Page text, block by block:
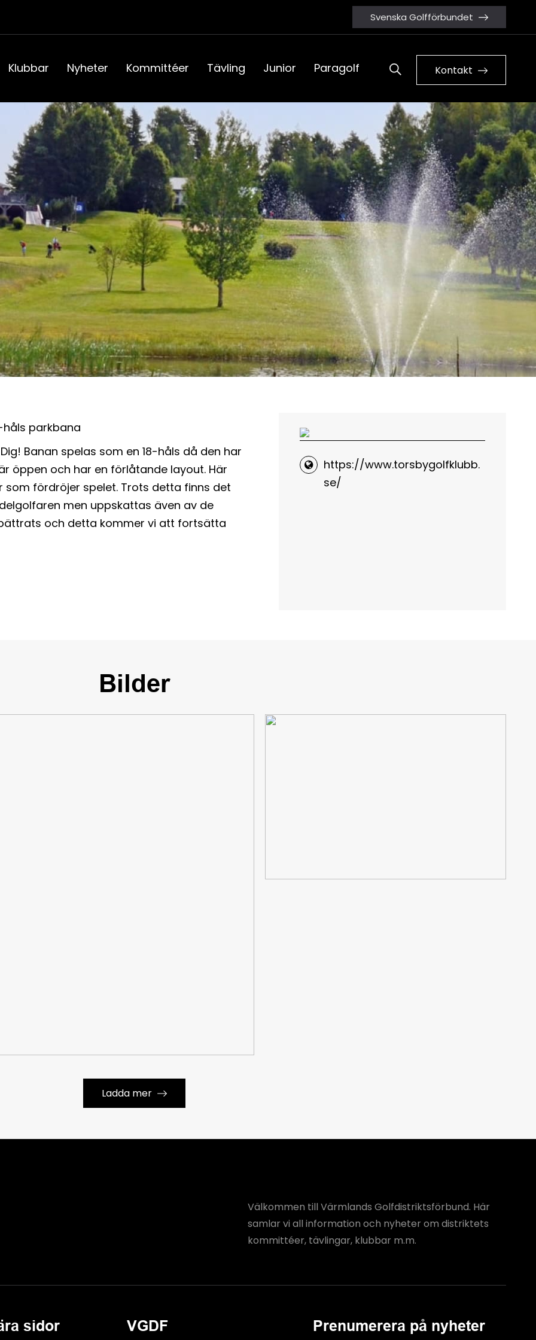
Svenska Golfförbundet
Klubbar Nyheter Kommittéer Tävling Junior Paragolf Kontakt
parkbana
Banan spelas som en 18-håls då den har
öppen och har en förlåtande layout. Här
fördröjer spelet. Trots detta finns det
men uppskattas även av de
och detta kommer vi att fortsätta
https://www.torsbygolfklubb.
se/
Bilder
Ladda mer
Välkommen till Värmlands Golfdistriktsförbund. Här
samlar vi all information och nyheter om distriktets
kommittéer, tävlingar, klubbar m.m.
sidor VGDF
Prenumerera på nyheter